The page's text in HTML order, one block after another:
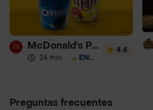
McDonald's Postres
24 min · ENVÍO GRATIS
4.4
Preguntas frecuentes